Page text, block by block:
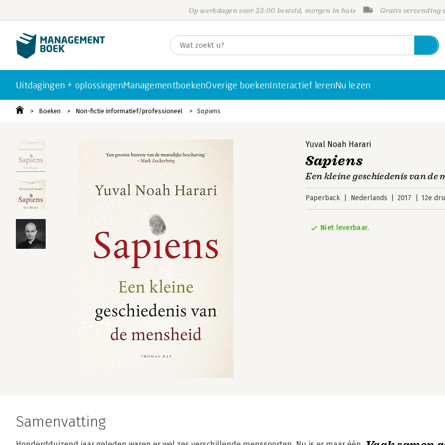
Op werkdagen voor 23:00 besteld, morgen in huis Gratis verzending
Uitdagingen + oplossingenManagementboekenOverige boekenInteractief lerenNu lezen
Boeken Non-fictie informatief/professioneel Sapiens
Yuval Noah Harari
Sapiens
Een kleine geschiedenis van de
Paperback Nederlands 2017 12e
Niet leverbaar.
Samenvatting